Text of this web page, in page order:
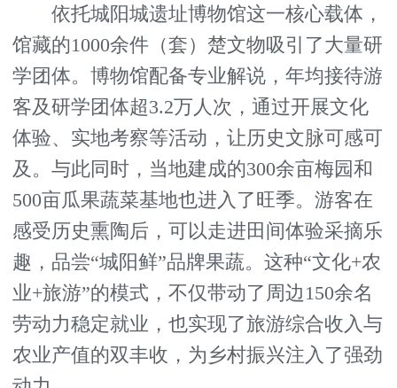
依托城阳城遗址博物馆这一核心载体，
馆藏的1000余件（套）楚文物吸引了大量研
学团体。博物馆配备专业解说，年均接待游
客及研学团体超3.2万人次，通过开展文化
体验、实地考察等活动，让历史文脉可感可
及。与此同时，当地建成的300余亩梅园和
500亩瓜果蔬菜基地也进入了旺季。游客在
感受历史熏陶后，可以走进田间体验采摘乐
趣，品尝“城阳鲜”品牌果蔬。这种“文化+农
业+旅游”的模式，不仅带动了周边150余名
劳动力稳定就业，也实现了旅游综合收入与
农业产值的双丰收，为乡村振兴注入了强劲